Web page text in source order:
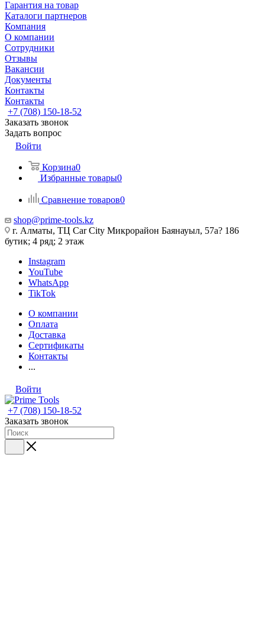
Гарантия на товар
Каталоги партнеров
Компания
О компании
Сотрудники
Отзывы
Вакансии
Документы
Контакты
Контакты
+7 (708) 150-18-52
Заказать звонок
Задать вопрос
Войти
Корзина0
Избранные товары0
Сравнение товаров0
shop@prime-tools.kz
г. Алматы, ТЦ Car City​ ​Микрорайон Баянауыл, 57а? ​186
бутик; 4 ряд; 2 этаж
Instagram
YouTube
WhatsApp
TikTok
О компании
Оплата
Доставка
Сертификаты
Контакты
...
Войти
+7 (708) 150-18-52
Заказать звонок